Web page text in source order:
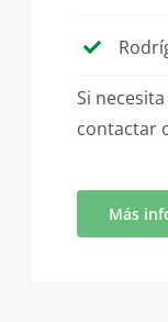
Si
contactar
Más